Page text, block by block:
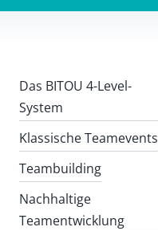
Das BITOU 4-Level-
System
Klassische Teamevents
Teambuilding
Nachhaltige
Teamentwicklung